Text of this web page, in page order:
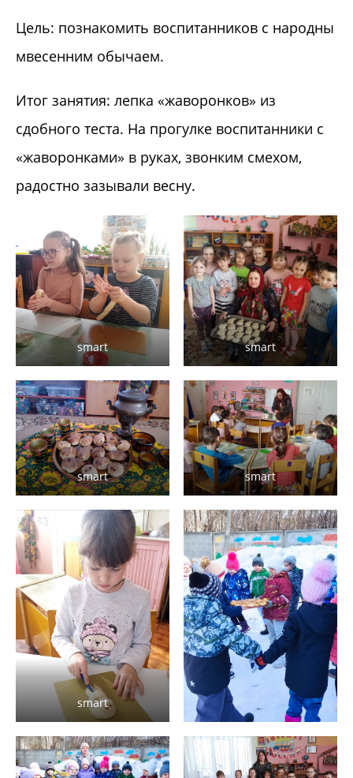
Цель: познакомить воспитанников с народны
мвесенним обычаем.
Итог занятия: лепка «жаворонков» из
сдобного теста. На прогулке воспитанники с
«жаворонками» в руках, звонким смехом,
радостно зазывали весну.
smart smart
smart smart
smart